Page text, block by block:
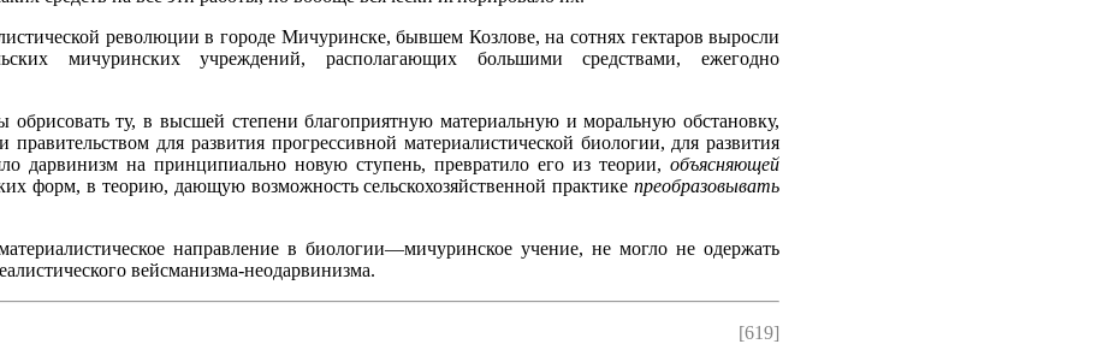
революции в городе Мичуринске, бывшем Козлове, на сотнях гектаров выросли
мичуринских учреждений, располагающих большими средствами, ежегодно
обрисовать ту, в высшей степени благоприятную материальную и моральную обстановку,
правительством для развития прогрессивной материалистической биологии, для развития
дарвинизм на принципиально новую ступень, превратило его из теории,объясняющей
форм, в теорию, дающую возможность сельскохозяйственной практикепреобразовывать
направление в биологии—мичуринское учение, не могло не одержать
вейсманизма-неодарвинизма.
[619]